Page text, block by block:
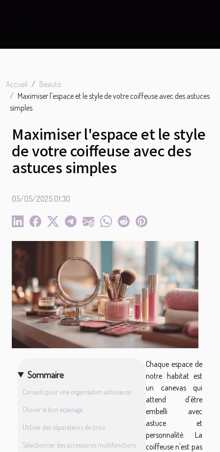
Accueil
Beauté
Maximiser l'espace et le style de votre coiffeuse avec des astuces
simples
Maximiser l'espace et le style
de votre coiffeuse avec des
astuces simples
05/05/2025 01:30
Sommaire
Conseils pour une organisation astucieuse
Choisir le bon éclairage
Utiliser des séparateurs de tiroir
Sélectionner des accessoires multifonctions
Chaque espace de
notre habitat est
un canevas qui
attend d'être
embelli avec
astuce et
personnalité. La
coiffeuse n'est pas